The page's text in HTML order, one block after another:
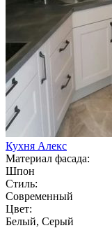
Кухня Алекс
Материал фасада:
Шпон
Стиль:
Современный
Цвет:
Белый, Серый